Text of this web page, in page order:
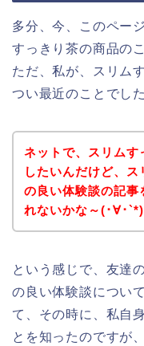
多分、今、このペー
すっきり茶の商品の
ただ、私が、スリム
つい最近のことでし
ネットで、スリムす
したいんだけど、
の良い体験談の記事
れないかな～(･∀･`*)
という感じで、友達
の良い体験談につい
て、その時に、私自
とを知ったのですが、